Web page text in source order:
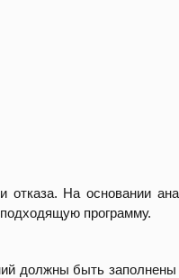
отказа. На основании
программу.
должны быть